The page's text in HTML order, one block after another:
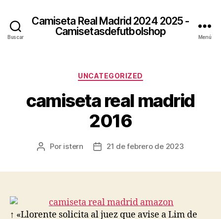
Buscar
Camiseta Real Madrid 2024 2025 -
Camisetasdefutbolshop
Menú
Categorías
UNCATEGORIZED
camiseta real madrid
2016
Autor
Por istern
Fecha21 de febrero de 2023
↑ «Llorente solicita al juez que avise a Lim de